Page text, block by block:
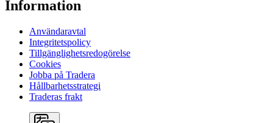
Information
Användaravtal
Integritetspolicy
Tillgänglighetsredogörelse
Cookies
Jobba på Tradera
Hållbarhetsstrategi
Traderas frakt